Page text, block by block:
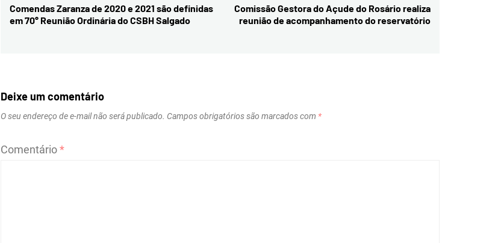
de
Previous
post:
Comendas Zaranza de 2020 e 2021 são definidas
em 70° Reunião Ordinária do CSBH Salgado
Next
Comissão Gestora do Açude do Rosário realiza
reunião de acompanhamento do reservatório
Deixe um comentário
O seu endereço de e-mail não será publicado. Campos obrigatórios são marcados com *
Comentário*